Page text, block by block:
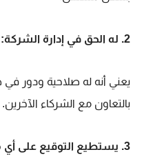
2. له الحق في إدارة الشركة:
يعني أنه له صلاحية ودور في
بالتعاون مع الشركاء الآخرين.
3. يستطيع التوقيع على أي مستندات أو وثائق للشركة: